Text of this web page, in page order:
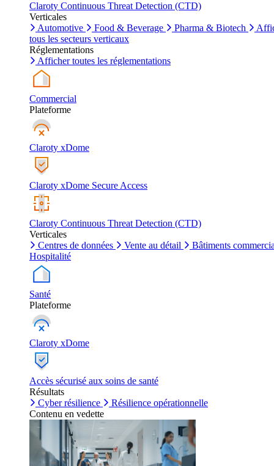
Claroty Continuous Threat Detection (CTD)
Verticales
Automotive
Food & Beverage Pharma & Biotech
tous les secteurs verticaux
Réglementations
Afficher toutes les réglementations
Commercial
Plateforme
Claroty xDome
Claroty xDome Secure Access
Claroty Continuous Threat Detection (CTD)
Verticales
Centres de données
Vente au détail
Bâtiments
Hospitalité
Santé
Plateforme
Claroty xDome
Accès sécurisé aux soins de santé
Résultats
Cyber résilience
Résilience opérationnelle
Contenu en vedette